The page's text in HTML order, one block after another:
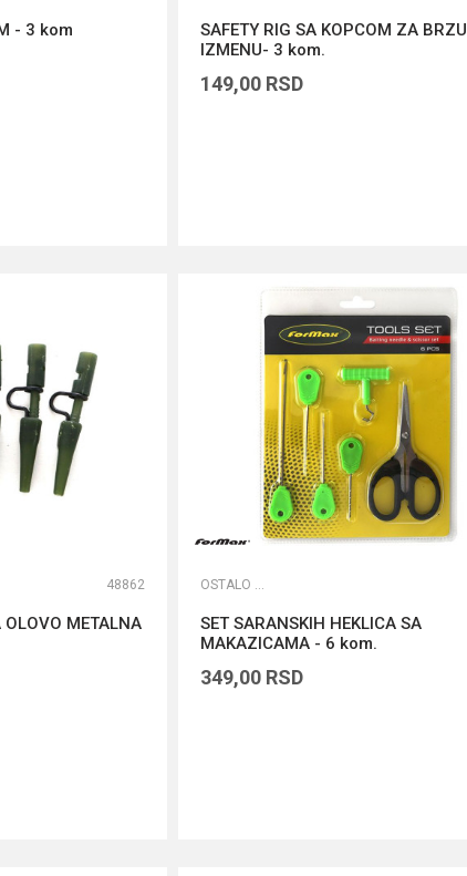
- 3 kom
SAFETY RIG SA KOPCOM ZA BRZU
IZMENU- 3 kom.
149,00 RSD
48862
METALNA
OSTALO ŠARANSKO
SET SARANSKIH HEKLICA SA
MAKAZICAMA - 6 kom.
349,00 RSD